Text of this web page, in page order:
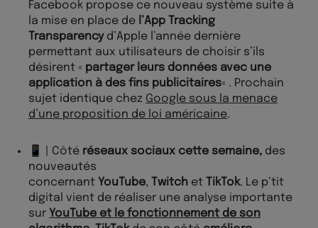
Facebook propose ce nouveau système suite à
la mise en place de l’App Tracking
Transparencyd’Apple l’année dernière
permettant aux utilisateurs de choisir s’ils
désirent « partager leurs données avec une
application à des fins publicitaires« . Prochain
sujet identique chez Google sous la menace
d’une proposition de loi américaine.
📱 | Côté réseaux sociaux cette semaine, des
nouveautés
concernant YouTube, Twitch et TikTok. Le p’tit
digital vient de réaliser une analyse importante
sur YouTube et le fonctionnement de son